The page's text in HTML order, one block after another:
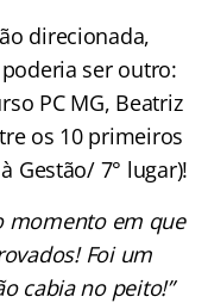
direcionada,
ser outro:
PC MG, Beatriz
os 10 primeiros
Gestão/ 7° lugar)!
momento em que
Foi um
cabia no peito!”